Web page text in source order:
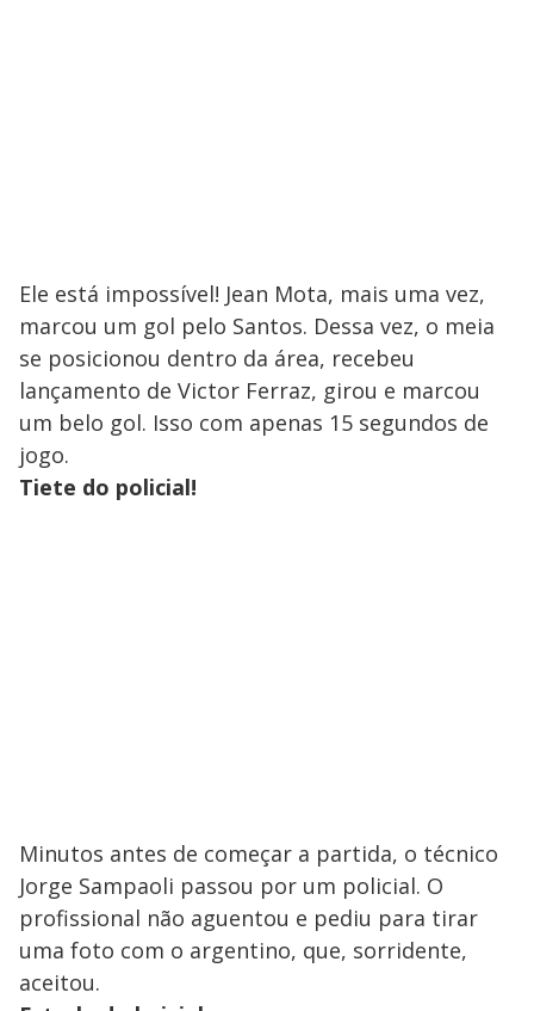
Ele está impossível! Jean Mota, mais uma vez,
marcou um gol pelo Santos. Dessa vez, o meia
se posicionou dentro da área, recebeu
lançamento de Victor Ferraz, girou e marcou
um belo gol. Isso com apenas 15 segundos de
jogo.
Tiete do policial!
Minutos antes de começar a partida, o técnico
Jorge Sampaoli passou por um policial. O
profissional não aguentou e pediu para tirar
uma foto com o argentino, que, sorridente,
aceitou.